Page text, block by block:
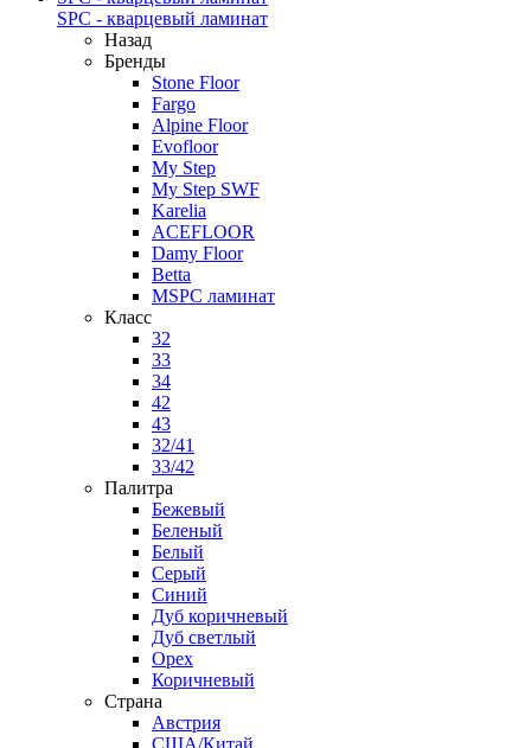
SPC - кварцевый ламинат
Назад
Бренды
Stone Floor
Fargo
Alpine Floor
Evofloor
My Step
My Step SWF
Karelia
ACEFLOOR
Damy Floor
Betta
MSPC ламинат
Класс
32
33
34
42
43
32/41
33/42
Палитра
Бежевый
Беленый
Белый
Серый
Синий
Дуб коричневый
Дуб светлый
Орех
Коричневый
Страна
Австрия
США/Китай